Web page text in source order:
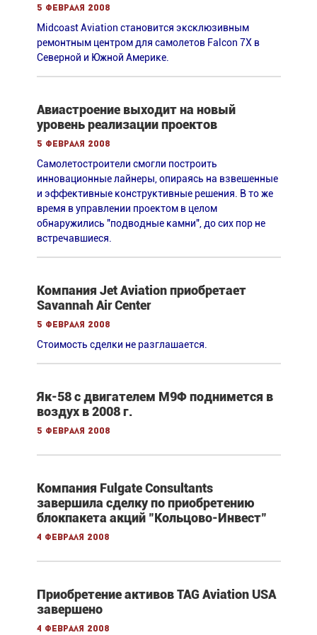
5 февраля 2008
Midcoast Aviation становится эксклюзивным
ремонтным центром для самолетов Falcon 7X в
Северной и Южной Америке.
Авиастроение выходит на новый
уровень реализации проектов
5 февраля 2008
Самолетостроители смогли построить
инновационные лайнеры, опираясь на взвешенные
и эффективные конструктивные решения. В то же
время в управлении проектом в целом
обнаружились "подводные камни", до сих пор не
встречавшиеся.
Компания Jet Aviation приобретает
Savannah Air Center
5 февраля 2008
Стоимость сделки не разглашается.
Як-58 с двигателем М9Ф поднимется в
воздух в 2008 г.
5 февраля 2008
Компания Fulgate Consultants
завершила сделку по приобретению
блокпакета акций "Кольцово-Инвест"
4 февраля 2008
Приобретение активов TAG Aviation USA
завершено
4 февраля 2008